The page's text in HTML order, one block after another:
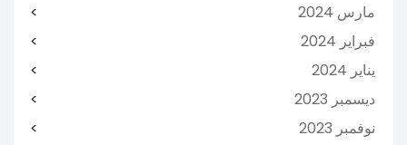
مارس 2024
فبراير 2024
يناير 2024
ديسمبر 2023
نوفمبر 2023